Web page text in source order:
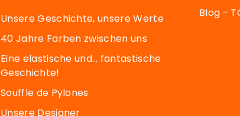
Unsere Geschichte, unsere Werte
40 Jahre Farben zwischen uns
Eine elastische und… fantastische
Geschichte!
Souffle de Pylones
Unsere Designer
Blog -